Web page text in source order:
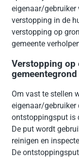
eigenaar/gebruiker
verstopping in de
verstopping op
gemeente
Verstopping op
gemeentegrond
Om vast te stellen
eigenaar/gebruiker
ontstoppingsput is
De put wordt
reinigen en
De